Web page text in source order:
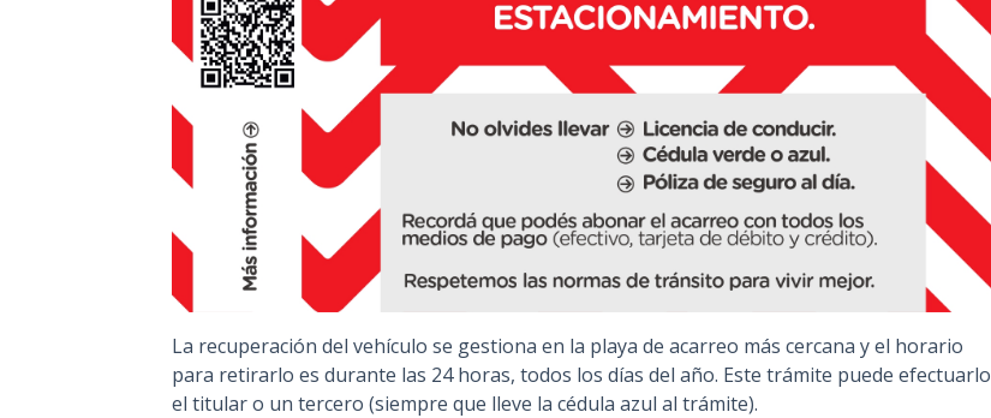
La recuperación del vehículo se gestiona en la playa de acarreo más cercana y el horario
para retirarlo es durante las 24 horas, todos los días del año. Este trámite puede efectuarlo
el titular o un tercero (siempre que lleve la cédula azul al trámite).